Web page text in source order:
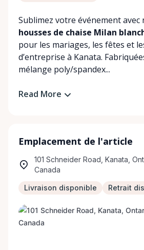
Sublimez votre événement avec
housses de chaise Milan
pour les mariages, les fêtes et
d’entreprise à Kanata.
mélange poly/spandex...
Read More
Emplacement de l'article
101 Schneider Road, Kanata,
Canada
Livraison disponible Retrait